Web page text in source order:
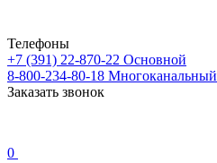
Телефоны
+7 (391) 22-870-22 Основной
8-800-234-80-18 Многоканальный
Заказать звонок
0